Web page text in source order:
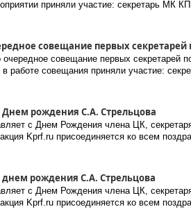
приняли участие: секретарь МК
совещание первых
очередное совещание первых
в работе совещания приняли участие:
Днем рождения С.А. Стрельцова
с Днем Рождения члена ЦК,
Kprf.ru присоединяется ко всем
рождения С.А. Стрельцова
с Днем Рождения члена ЦК,
Kprf.ru присоединяется ко всем